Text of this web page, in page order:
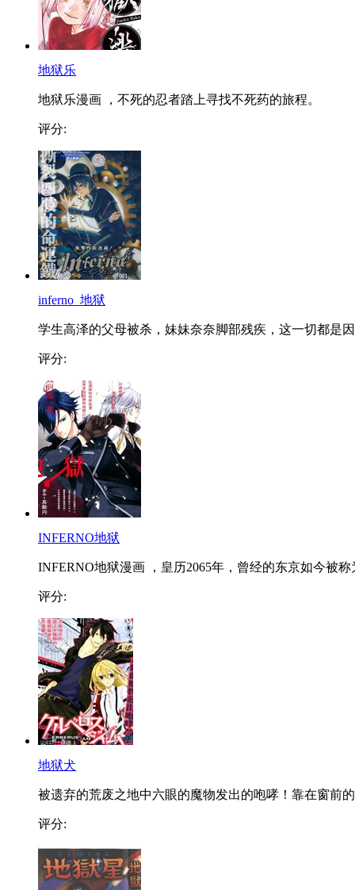
地狱乐
地狱乐漫画 ，不死的忍者踏上寻找不死药的旅程。
评分:
inferno_地狱
学生高泽的父母被杀，妹妹奈奈脚部残疾，这一切都是
评分:
INFERNO地狱
INFERNO地狱漫画 ，皇历2065年，曾经的东京如今被称
评分:
地狱犬
被遗弃的荒废之地中六眼的魔物发出的咆哮！靠在窗前
评分: